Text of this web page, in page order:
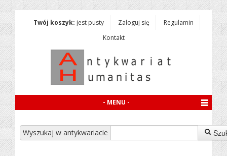
Twój koszyk: jest pusty Zaloguj się
Regulamin
Kontakt
- MENU -
Wyszukaj w antykwariacie